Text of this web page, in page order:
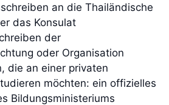
an die Thailändische
das Konsulat
der
oder Organisation
die an einer privaten
möchten: ein offizielles
Bildungsministeriums